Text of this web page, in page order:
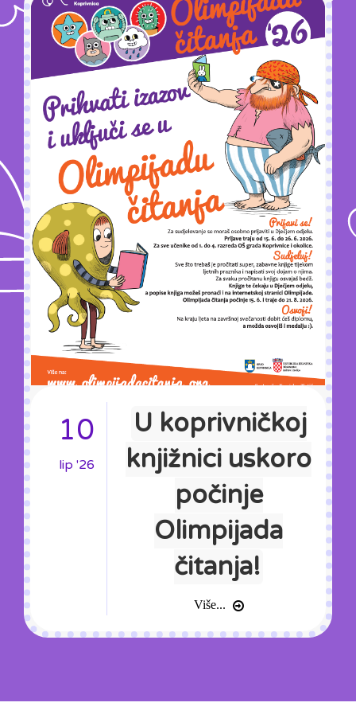
10
lip '26
U koprivničkoj
knjižnici uskoro
počinje
Olimpijada
čitanja!
Više...